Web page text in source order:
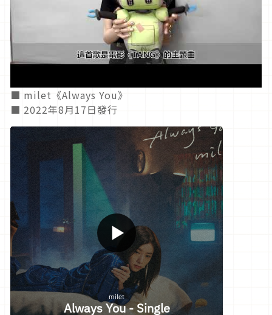
■ milet《Always You》
■ 2022年8月17日發行